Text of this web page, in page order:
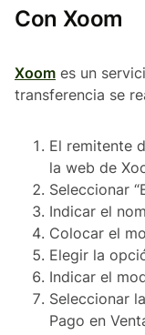
Con Xoom
Xoom es un
transferencia se
El remitente
la web de
Seleccionar
Indicar el
Colocar el
Elegir la
Indicar el
Seleccionar
Pago en